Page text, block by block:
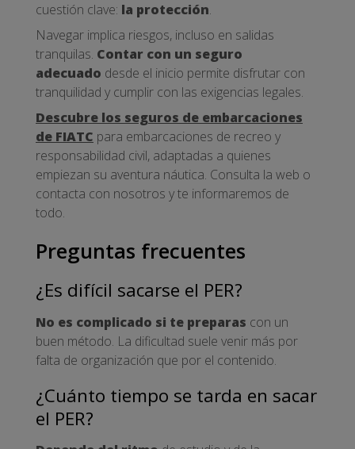
cuestión clave: la protección.
Navegar implica riesgos, incluso en salidas
tranquilas. Contar con un seguro
adecuado desde el inicio permite disfrutar con
tranquilidad y cumplir con las exigencias legales.
Descubre los seguros de embarcaciones
de FIATC para embarcaciones de recreo y
responsabilidad civil, adaptadas a quienes
empiezan su aventura náutica. Consulta la web o
contacta con nosotros y te informaremos de
todo.
Preguntas frecuentes
¿Es difícil sacarse el PER?
No es complicado si te preparas con un
buen método. La dificultad suele venir más por
falta de organización que por el contenido.
¿Cuánto tiempo se tarda en sacar
el PER?